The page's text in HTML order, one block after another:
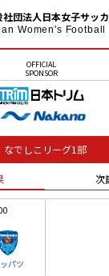
社団法人日本女子サッ
Women's Football
OFFICIAL
SPONSOR
なでしこリーグ1部
次
パツ